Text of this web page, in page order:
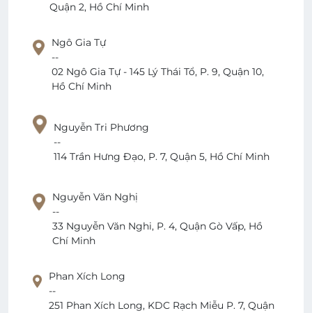
Quận 2, Hồ Chí Minh
Ngô Gia Tự
--
02 Ngô Gia Tự - 145 Lý Thái Tổ, P. 9, Quận 10,
Hồ Chí Minh
Nguyễn Tri Phương
--
114 Trần Hưng Đạo, P. 7, Quận 5, Hồ Chí Minh
Nguyễn Văn Nghị
--
33 Nguyễn Văn Nghi, P. 4, Quận Gò Vấp, Hồ
Chí Minh
Phan Xích Long
--
251 Phan Xích Long, KDC Rạch Miễu P. 7, Quận